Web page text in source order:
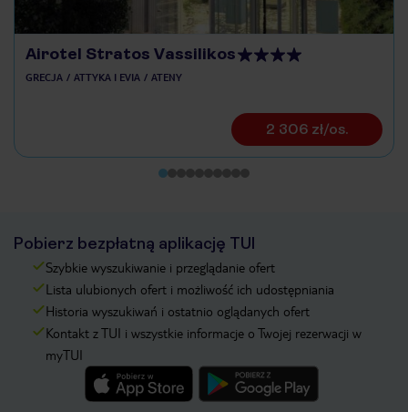
Airotel Stratos Vassilikos
GRECJA ATTYKA I EVIA ATENY
2 306 zł/os.
Pobierz bezpłatną aplikację TUI
Szybkie wyszukiwanie i przeglądanie ofert
Lista ulubionych ofert i możliwość ich udostępniania
Historia wyszukiwań i ostatnio oglądanych ofert
Kontakt z TUI i wszystkie informacje o Twojej rezerwacji w
myTUI